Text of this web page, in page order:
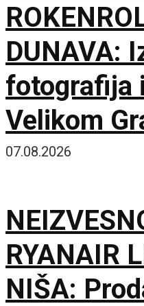
DUNAVA:
fotografija
Velikom
07.08.2026
RYANAIR
NIŠA: